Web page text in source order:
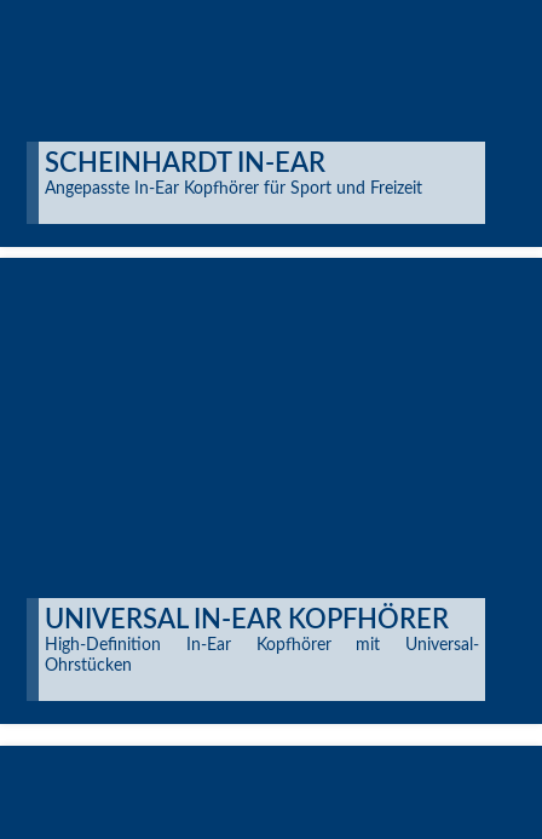
SCHEINHARDT IN-EAR
Angepasste In-Ear Kopfhörer für Sport und Freizeit
UNIVERSAL IN-EAR KOPFHÖRER
High-Definition In-Ear Kopfhörer mit Universal-
Ohrstücken